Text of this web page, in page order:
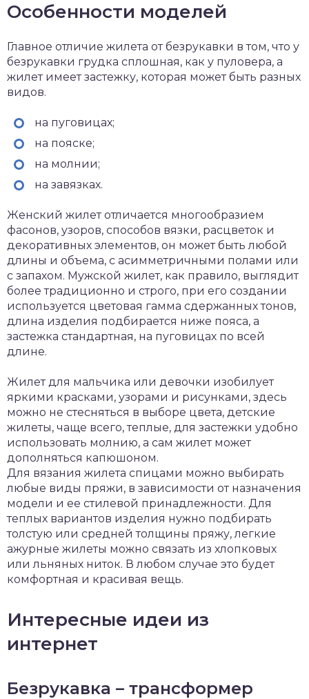
Особенности моделей
Главное отличие жилета от безрукавки в том, что у
безрукавки грудка сплошная, как у пуловера, а
жилет имеет застежку, которая может быть разных
видов.
на пуговицах;
на пояске;
на молнии;
на завязках.
Женский жилет отличается многообразием
фасонов, узоров, способов вязки, расцветок и
декоративных элементов, он может быть любой
длины и объема, с асимметричными полами или
с запахом. Мужской жилет, как правило, выглядит
более традиционно и строго, при его создании
используется цветовая гамма сдержанных тонов,
длина изделия подбирается ниже пояса, а
застежка стандартная, на пуговицах по всей
длине.
Жилет для мальчика или девочки изобилует
яркими красками, узорами и рисунками, здесь
можно не стесняться в выборе цвета, детские
жилеты, чаще всего, теплые, для застежки удобно
использовать молнию, а сам жилет может
дополняться капюшоном.
Для вязания жилета спицами можно выбирать
любые виды пряжи, в зависимости от назначения
модели и ее стилевой принадлежности. Для
теплых вариантов изделия нужно подбирать
толстую или средней толщины пряжу, легкие
ажурные жилеты можно связать из хлопковых
или льняных ниток. В любом случае это будет
комфортная и красивая вещь.
Интересные идеи из
интернет
Безрукавка – трансформер